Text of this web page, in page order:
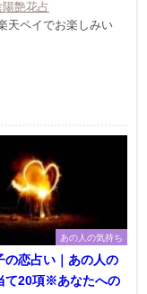
艶花占
天ペイでお楽しみい
あの人の気持ち
の恋占い｜あの人の
て20項※あなたへの